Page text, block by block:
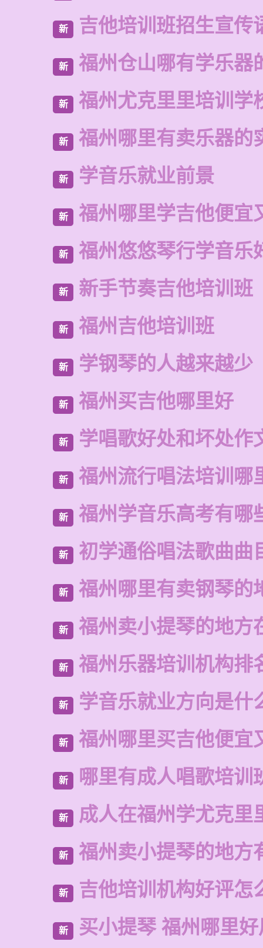
新 吉他培训班招生宣传
新 福州仓山哪有学乐器
新 福州尤克里里培训学
新 福州哪里有卖乐器的
新 学音乐就业前景
新 福州哪里学吉他便宜
新 福州悠悠琴行学音乐
新 新手节奏吉他培训班
新 福州吉他培训班
新 学钢琴的人越来越少
新 福州买吉他哪里好
新 学唱歌好处和坏处作
新 福州流行唱法培训哪
新 福州学音乐高考有哪
新 初学通俗唱法歌曲曲
新 福州哪里有卖钢琴的
新 福州卖小提琴的地方
新 福州乐器培训机构排
新 学音乐就业方向是什
新 福州哪里买吉他便宜
新 哪里有成人唱歌培训
新 成人在福州学尤克里
新 福州卖小提琴的地方
新 吉他培训机构好评怎
新 买小提琴 福州哪里